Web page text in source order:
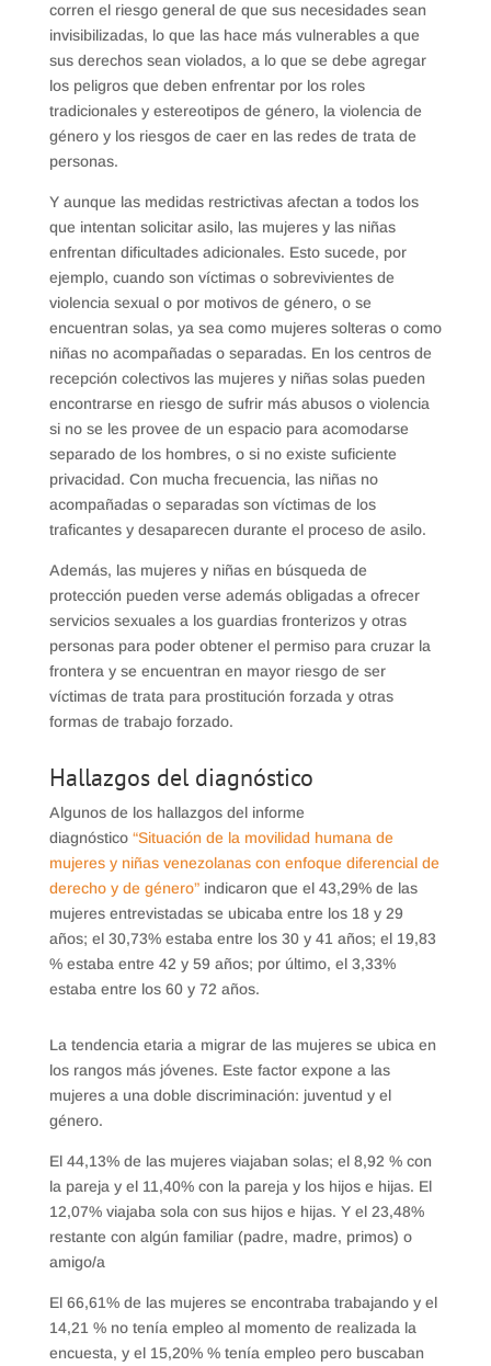
corren el riesgo general de que sus necesidades sean
invisibilizadas, lo que las hace más vulnerables a que
sus derechos sean violados, a lo que se debe agregar
los peligros que deben enfrentar por los roles
tradicionales y estereotipos de género, la violencia de
género y los riesgos de caer en las redes de trata de
personas.
Y aunque las medidas restrictivas afectan a todos los
que intentan solicitar asilo, las mujeres y las niñas
enfrentan dificultades adicionales. Esto sucede, por
ejemplo, cuando son víctimas o sobrevivientes de
violencia sexual o por motivos de género, o se
encuentran solas, ya sea como mujeres solteras o como
niñas no acompañadas o separadas. En los centros de
recepción colectivos las mujeres y niñas solas pueden
encontrarse en riesgo de sufrir más abusos o violencia
si no se les provee de un espacio para acomodarse
separado de los hombres, o si no existe suficiente
privacidad. Con mucha frecuencia, las niñas no
acompañadas o separadas son víctimas de los
traficantes y desaparecen durante el proceso de asilo.
Además, las mujeres y niñas en búsqueda de
protección pueden verse además obligadas a ofrecer
servicios sexuales a los guardias fronterizos y otras
personas para poder obtener el permiso para cruzar la
frontera y se encuentran en mayor riesgo de ser
víctimas de trata para prostitución forzada y otras
formas de trabajo forzado.
Hallazgos del diagnóstico
Algunos de los hallazgos del informe
diagnóstico “Situación de la movilidad humana de
mujeres y niñas venezolanas con enfoque diferencial de
derecho y de género”indicaron que el 43,29% de las
mujeres entrevistadas se ubicaba entre los 18 y 29
años; el 30,73% estaba entre los 30 y 41 años; el 19,83
% estaba entre 42 y 59 años; por último, el 3,33%
estaba entre los 60 y 72 años.
La tendencia etaria a migrar de las mujeres se ubica en
los rangos más jóvenes. Este factor expone a las
mujeres a una doble discriminación: juventud y el
género.
El 44,13% de las mujeres viajaban solas; el 8,92 % con
la pareja y el 11,40% con la pareja y los hijos e hijas. El
12,07% viajaba sola con sus hijos e hijas. Y el 23,48%
restante con algún familiar (padre, madre, primos) o
amigo/a
El 66,61% de las mujeres se encontraba trabajando y el
14,21 % no tenía empleo al momento de realizada la
encuesta, y el 15,20% % tenía empleo pero buscaban